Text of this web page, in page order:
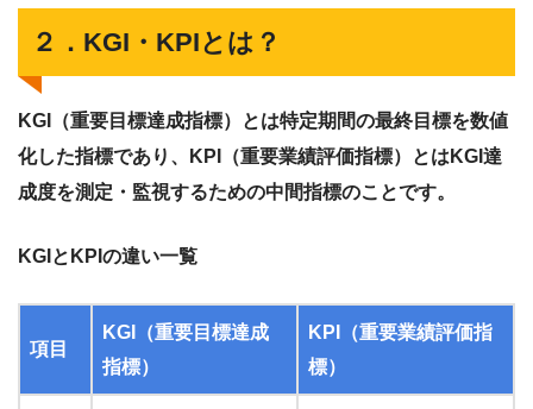
２．KGI・KPIとは？
KGI（重要目標達成指標）とは特定期間の最終目標を数値
化した指標であり、KPI（重要業績評価指標）とはKGI達
成度を測定・監視するための中間指標のことです。
KGIとKPIの違い一覧
項目
KGI（重要目標達成
指標）
KPI（重要業績評価指
標）